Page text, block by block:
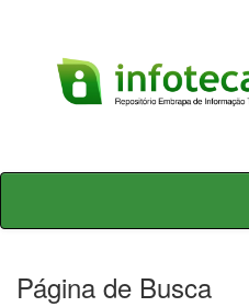
Skip
Página de Busca